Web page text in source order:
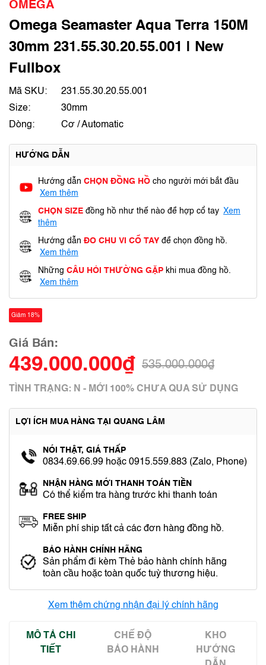
OMEGA
Omega Seamaster Aqua Terra 150M
30mm 231.55.30.20.55.001 | New
Fullbox
Mã SKU:
231.55.30.20.55.001
Size:
30mm
Dòng:
Cơ / Automatic
HƯỚNG DẪN
Hướng dẫn CHỌN ĐỒNG HỒ cho người mới bắt đầu
Xem thêm
CHỌN SIZE đồng hồ như thế nào để hợp cổ tay Xem
thêm
Hướng dẫn ĐO CHU VI CỔ TAY để chọn đồng hồ.
Xem thêm
Những CÂU HỎI THƯỜNG GẶP khi mua đồng hồ.
Xem thêm
Giảm 18%
Giá Bán:
439.000.000₫ 535.000.000₫
TÌNH TRẠNG: N - MỚI 100% CHƯA QUA SỬ DỤNG
LỢI ÍCH MUA HÀNG TẠI QUANG LÂM
NÓI THẬT, GIÁ THẤP
0834.69.66.99 hoặc 0915.559.883 (Zalo, Phone)
NHẬN HÀNG MỚI THANH TOÁN TIỀN
Có thể kiểm tra hàng trước khi thanh toán
FREE SHIP
Miễn phí ship tất cả các đơn hàng đồng hồ.
BẢO HÀNH CHÍNH HÃNG
Sản phẩm đi kèm Thẻ bảo hành chính hãng
toàn cầu hoặc toàn quốc tuỳ thương hiệu.
Xem thêm chứng nhận đại lý chính hãng
MÔ TẢ CHI
TIẾT
CHẾ ĐỘ
BẢO HÀNH
KHO
HƯỚNG